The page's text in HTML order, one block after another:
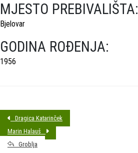
MJESTO PREBIVALIŠTA:
Bjelovar
GODINA ROĐENJA:
1956
Dragica Katarinček
Marin Halauš
Groblja